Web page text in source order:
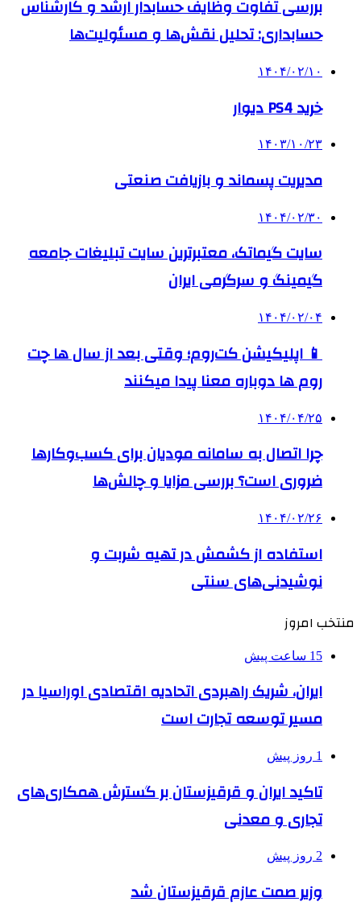
بررسی تفاوت وظایف حسابدار ارشد و کارشناس
حسابداری: تحلیل نقش‌ها و مسئولیت‌ها
۱۴۰۴/۰۲/۱۰
خرید PS4 دیوار
۱۴۰۳/۱۰/۲۳
مدیریت پسماند و بازیافت صنعتی
۱۴۰۴/۰۲/۳۰
سایت گیماتک، معتبرترین سایت تبلیغات جامعه
گیمینگ و سرگرمی ایران
۱۴۰۴/۰۲/۰۴
📱 اپلیکیشن کت‌روم؛ وقتی بعد از سال ها چت
روم ها دوباره معنا پیدا میکنند
۱۴۰۴/۰۴/۲۵
چرا اتصال به سامانه مودیان برای کسب‌وکارها
ضروری است؟ بررسی مزایا و چالش‌ها
۱۴۰۴/۰۲/۲۶
استفاده از کشمش در تهیه شربت و
نوشیدنی‌های سنتی
منتخب امروز
15 ساعت پیش
ایران، شریک راهبردی اتحادیه اقتصادی اوراسیا در
مسیر توسعه تجارت است
1 روز پیش
تاکید ایران و قرقیزستان بر گسترش همکاری‌های
تجاری و معدنی
2 روز پیش
وزیر صمت عازم قرقیزستان شد